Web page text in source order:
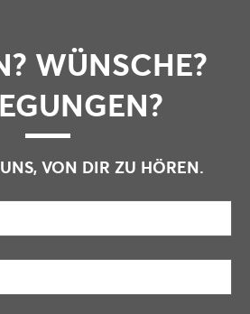
WÜNSCHE?
VON DIR ZU HÖREN.